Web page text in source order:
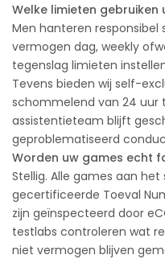
Welke limieten
Men hanteren responsibel
vermogen dag, weekly
tegenslag limieten
Tevens bieden wij self-
schommelend van 24 uur
assistentieteam blijft
geproblematiseerd
Worden uw games echt
Stellig. Alle games aan
gecertificeerde Toeval
zijn geïnspecteerd door
testlabs controleren wat
niet vermogen blijven